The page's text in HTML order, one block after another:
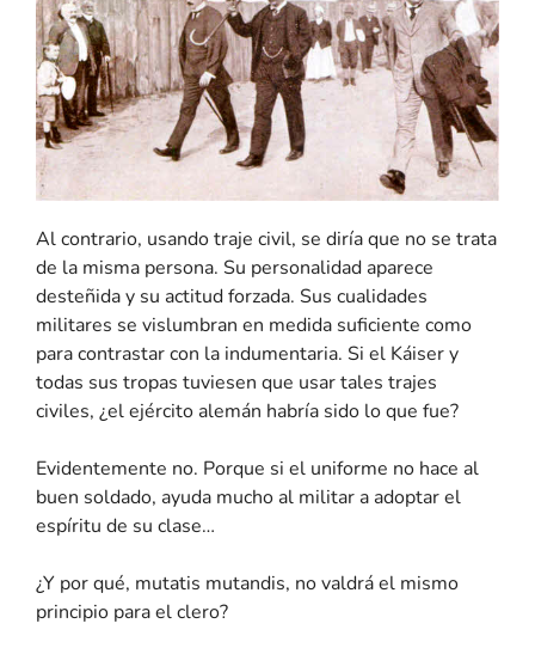
Al contrario, usando traje civil, se diría que no se trata
de la misma persona. Su personalidad aparece
desteñida y su actitud forzada. Sus cualidades
militares se vislumbran en medida suficiente como
para contrastar con la indumentaria. Si el Káiser y
todas sus tropas tuviesen que usar tales trajes
civiles, ¿el ejército alemán habría sido lo que fue?
Evidentemente no. Porque si el uniforme no hace al
buen soldado, ayuda mucho al militar a adoptar el
espíritu de su clase…
¿Y por qué, mutatis mutandis, no valdrá el mismo
principio para el clero?